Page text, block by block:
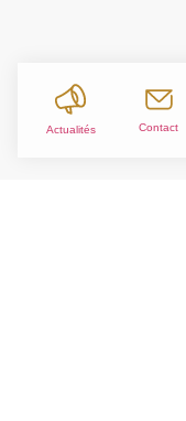
Actualités Contact